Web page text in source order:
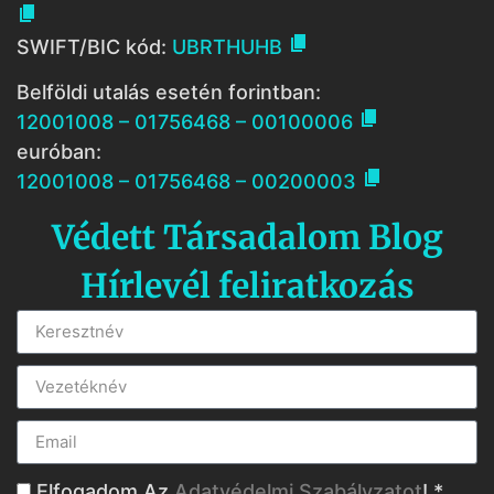

SWIFT/BIC kód: UBRTHUHB 
Belföldi utalás esetén forintban:
12001008 – 01756468 – 00100006 
euróban:
12001008 – 01756468 – 00200003 
Védett Társadalom Blog
Hírlevél feliratkozás